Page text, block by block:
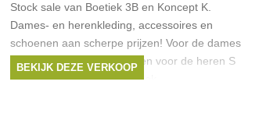
Stock sale van Boetiek 3B en Koncept K.
Dames- en herenkleding, accessoires en
schoenen aan scherpe prijzen! Voor de dames
zijn er de maten 36 tot 54 en voor de heren S
tot XXL. Bovendien zal er ook
BEKIJK DEZE VERKOOP